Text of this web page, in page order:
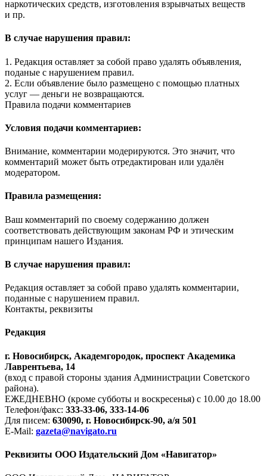
наркотических средств, изготовления взрывчатых веществ
и пр.
В случае нарушения правил:
1. Редакция оставляет за собой право удалять объявления,
поданые с нарушением правил.
2. Если объявление было размещено с помощью платных
услуг — деньги не возвращаются.
Правила подачи комментариев
Условия подачи комментариев:
Внимание, комментарии модерируются. Это значит, что
комментарий может быть отредактирован или удалён
модератором.
Правила размещения:
Ваш комментарий по своему содержанию должен
соответствовать действующим законам РФ и этическим
принципам нашего Издания.
В случае нарушения правил:
Редакция оставляет за собой право удалять комментарии,
поданные с нарушением правил.
Контакты, реквизиты
Редакция
г. Новосибирск, Академгородок, проспект Академика
Лаврентьева, 14
(вход с правой стороны здания Администрации Советского
района).
ЕЖЕДНЕВНО (кроме субботы и воскресенья) с 10.00 до 18.00
Телефон/факс: 333-33-06, 333-14-06
Для писем: 630090, г. Новосибирск-90, а/я 501
E-Mail: gazeta@navigato.ru
Реквизиты ООО Издательский Дом «Навигатор»